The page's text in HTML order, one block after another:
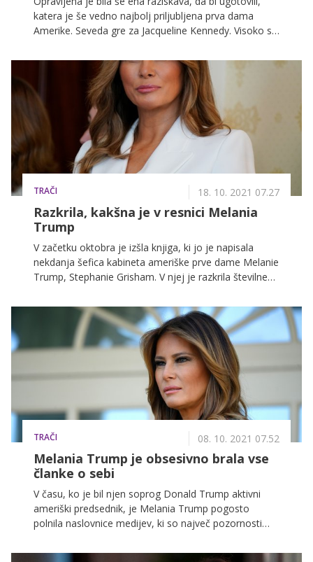
katera je še vedno najbolj priljubljena prva dama
Amerike. Seveda gre za Jacqueline Kennedy. Visoko se
ko je nekdanja slovenska manekenk Melania Trump
na predzadnjem mestu.
TRAČI 18. 10. 2021 07.27
Razkrila, kakšna je v resnici Melania
Trump
V začetku oktobra je izšla knjiga, ki jo je napisala
nekdanja šefica kabineta ameriške prve dame Melanie
Trump, Stephanie Grisham. V njej je razkrila številne
tednih dvignile nemalo medijskega prahu in
spodbudile prodajo knjige. V njej pa je Grishamova
med drugim razkrila tudi to, kakšna je v resnici
nekdanja slovenska manekenka.
TRAČI 08. 10. 2021 07.52
Melania Trump je obsesivno brala vse
članke o sebi
V času, ko je bil njen soprog Donald Trump aktivni
ameriški predsednik, je Melania Trump pogosto
polnila naslovnice medijev, ki so največ pozornosti